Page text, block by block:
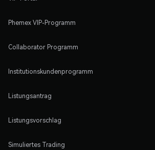
Phemex VIP-Programm
Collaborator Programm
Institutionskundenprogramm
Listungsantrag
Listungsvorschlag
Simuliertes Trading